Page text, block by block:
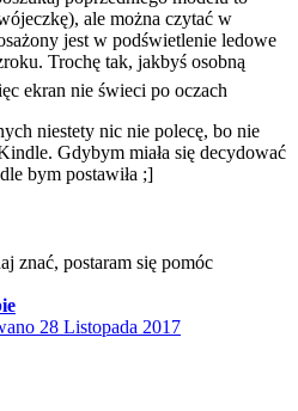
ale można czytać w
jest w podświetlenie ledowe
Trochę tak, jakbyś osobną
ekran nie świeci po oczach
niestety nic nie polecę, bo nie
Gdybym miała się decydować
bym postawiła ;]
znać, postaram się pomóc
28 Listopada 2017